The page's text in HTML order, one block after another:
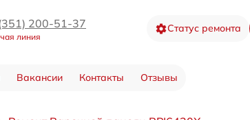
200-51-37
линия
Статус ремонта
Вакансии Контакты Отзывы